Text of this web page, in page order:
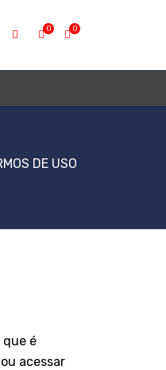
0
0
DE USO
que é
acessar